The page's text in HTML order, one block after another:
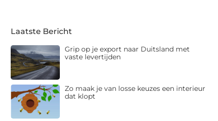
Laatste Bericht
Grip op je export naar Duitsland met
vaste levertijden
Zo maak je van losse keuzes een interieur
dat klopt